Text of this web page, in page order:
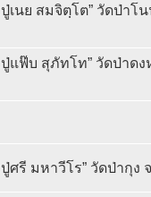
เนย สมจิตฺโต” วัดป่าโ
แฟ๊บ สุภัทโท” วัดป่าดง
ศรี มหาวีโร” วัดป่ากุง